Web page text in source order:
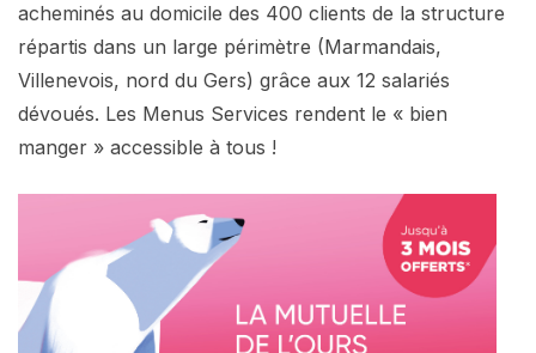
acheminés au domicile des 400 clients de la structure
répartis dans un large périmètre (Marmandais,
Villenevois, nord du Gers) grâce aux 12 salariés
dévoués. Les Menus Services rendent le « bien
manger » accessible à tous !